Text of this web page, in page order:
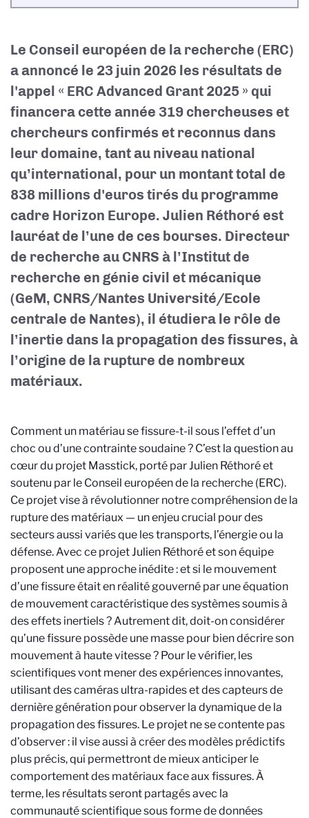
Le Conseil européen de la recherche (ERC)
a annoncé le 23 juin 2026 les résultats de
l'appel « ERC Advanced Grant 2025 » qui
financera cette année 319 chercheuses et
chercheurs confirmés et reconnus dans
leur domaine, tant au niveau national
qu’international, pour un montant total de
838 millions d'euros tirés du programme
cadre Horizon Europe. Julien Réthoré est
lauréat de l’une de ces bourses. Directeur
de recherche au CNRS à l’Institut de
recherche en génie civil et mécanique
(GeM, CNRS/Nantes Université/Ecole
centrale de Nantes), il étudiera le rôle de
l’inertie dans la propagation des fissures, à
l’origine de la rupture de nombreux
matériaux.
Comment un matériau se fissure-t-il sous l’effet d’un
choc ou d’une contrainte soudaine ? C’est la question au
cœur du projet Masstick, porté par Julien Réthoré et
soutenu par le Conseil européen de la recherche (ERC).
Ce projet vise à révolutionner notre compréhension de la
rupture des matériaux — un enjeu crucial pour des
secteurs aussi variés que les transports, l’énergie ou la
défense. Avec ce projet Julien Réthoré et son équipe
proposent une approche inédite : et si le mouvement
d’une fissure était en réalité gouverné par une équation
de mouvement caractéristique des systèmes soumis à
des effets inertiels ? Autrement dit, doit-on considérer
qu’une fissure possède une masse pour bien décrire son
mouvement à haute vitesse ? Pour le vérifier, les
scientifiques vont mener des expériences innovantes,
utilisant des caméras ultra-rapides et des capteurs de
dernière génération pour observer la dynamique de la
propagation des fissures. Le projet ne se contente pas
d’observer : il vise aussi à créer des modèles prédictifs
plus précis, qui permettront de mieux anticiper le
comportement des matériaux face aux fissures. À
terme, les résultats seront partagés avec la
communauté scientifique sous forme de données